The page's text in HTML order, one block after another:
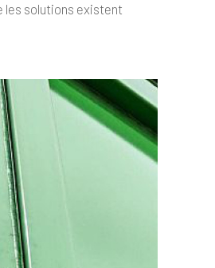
les solutions existent